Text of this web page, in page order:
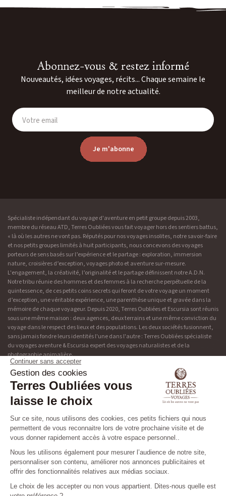
Abonnez-vous & restez informé
Nouveautés, idées voyages, récits... Chaque semaine le
meilleur de notre actualité.
Votre email
Je m'abonne
Spécialiste indépendant du voyage d'aventure en petit groupe depuis 2003,
membre du réseau ATD, Terres Oubliées vous fait voyager hors des sentiers battus,
« là où les autres ne vont pas. Réputés pour nos voyages insolites, notre savoir-faire
et nos petits groupes limités à huit participants, nous concevons des voyages
porteurs de sens basés sur l’expérience et le partage : exploration, immersion
nature, croisières d’exception, voyages photo et aventure sur-mesure.
L'engagement, la créativité, l’originalité et le partage définissent notre A.D.N.
Notre tribu réunie des hommes et des femmes à la recherche perpétuelle de la
quintessence, de ces petits coins secrets qui feront de votre voyage un moment
d’exception, une véritable expérience, une parenthèse unique et gravée dans la
mémoire de chaque voyageur. Depuis 2020, Terres Oubliées et Escursia sont réunis
sous une même maison : deux agences, deux terrains et une même conviction du
voyage dans le respect des lieux et des populations. Les deux sociétés fusionnent,
sans jamais fondre leurs identités l'une dans l'autre : Terres Oubliées spécialiste
du voyages aventure & Escursia expert des voyages naturalistes et de la
photographie animalière.
Découvrir Terres Oubliées
Blog
Les niveaux des circuits
Préparez votre voyage
Nos brochures
Adresse & contact